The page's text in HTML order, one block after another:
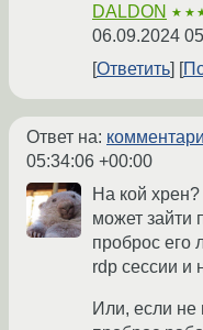
DALDON
06.09.2024
Ответить
Ответ на:
05:34:06 +00:00
На кой
может зайти
проброс его
rdp сессии и
Или, если не